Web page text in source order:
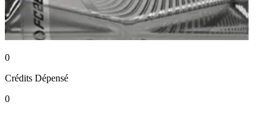
0
Crédits Dépensé
0